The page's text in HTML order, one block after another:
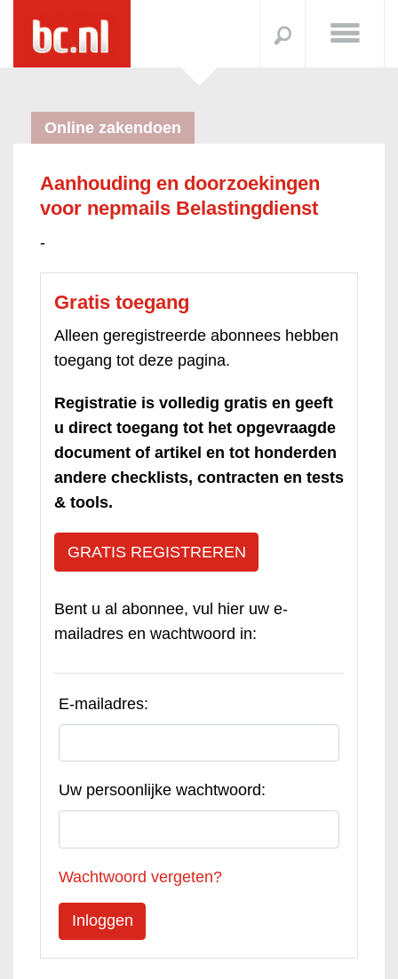
Online zakendoen
Aanhouding en doorzoekingen
voor nepmails Belastingdienst
-
Gratis toegang
Alleen geregistreerde abonnees hebben
toegang tot deze pagina.
Registratie is volledig gratis en geeft
u direct toegang tot het opgevraagde
document of artikel en tot honderden
andere checklists, contracten en tests
& tools.
GRATIS REGISTREREN
Bent u al abonnee, vul hier uw e-
mailadres en wachtwoord in:
E-mailadres:
Uw persoonlijke wachtwoord:
Wachtwoord vergeten?